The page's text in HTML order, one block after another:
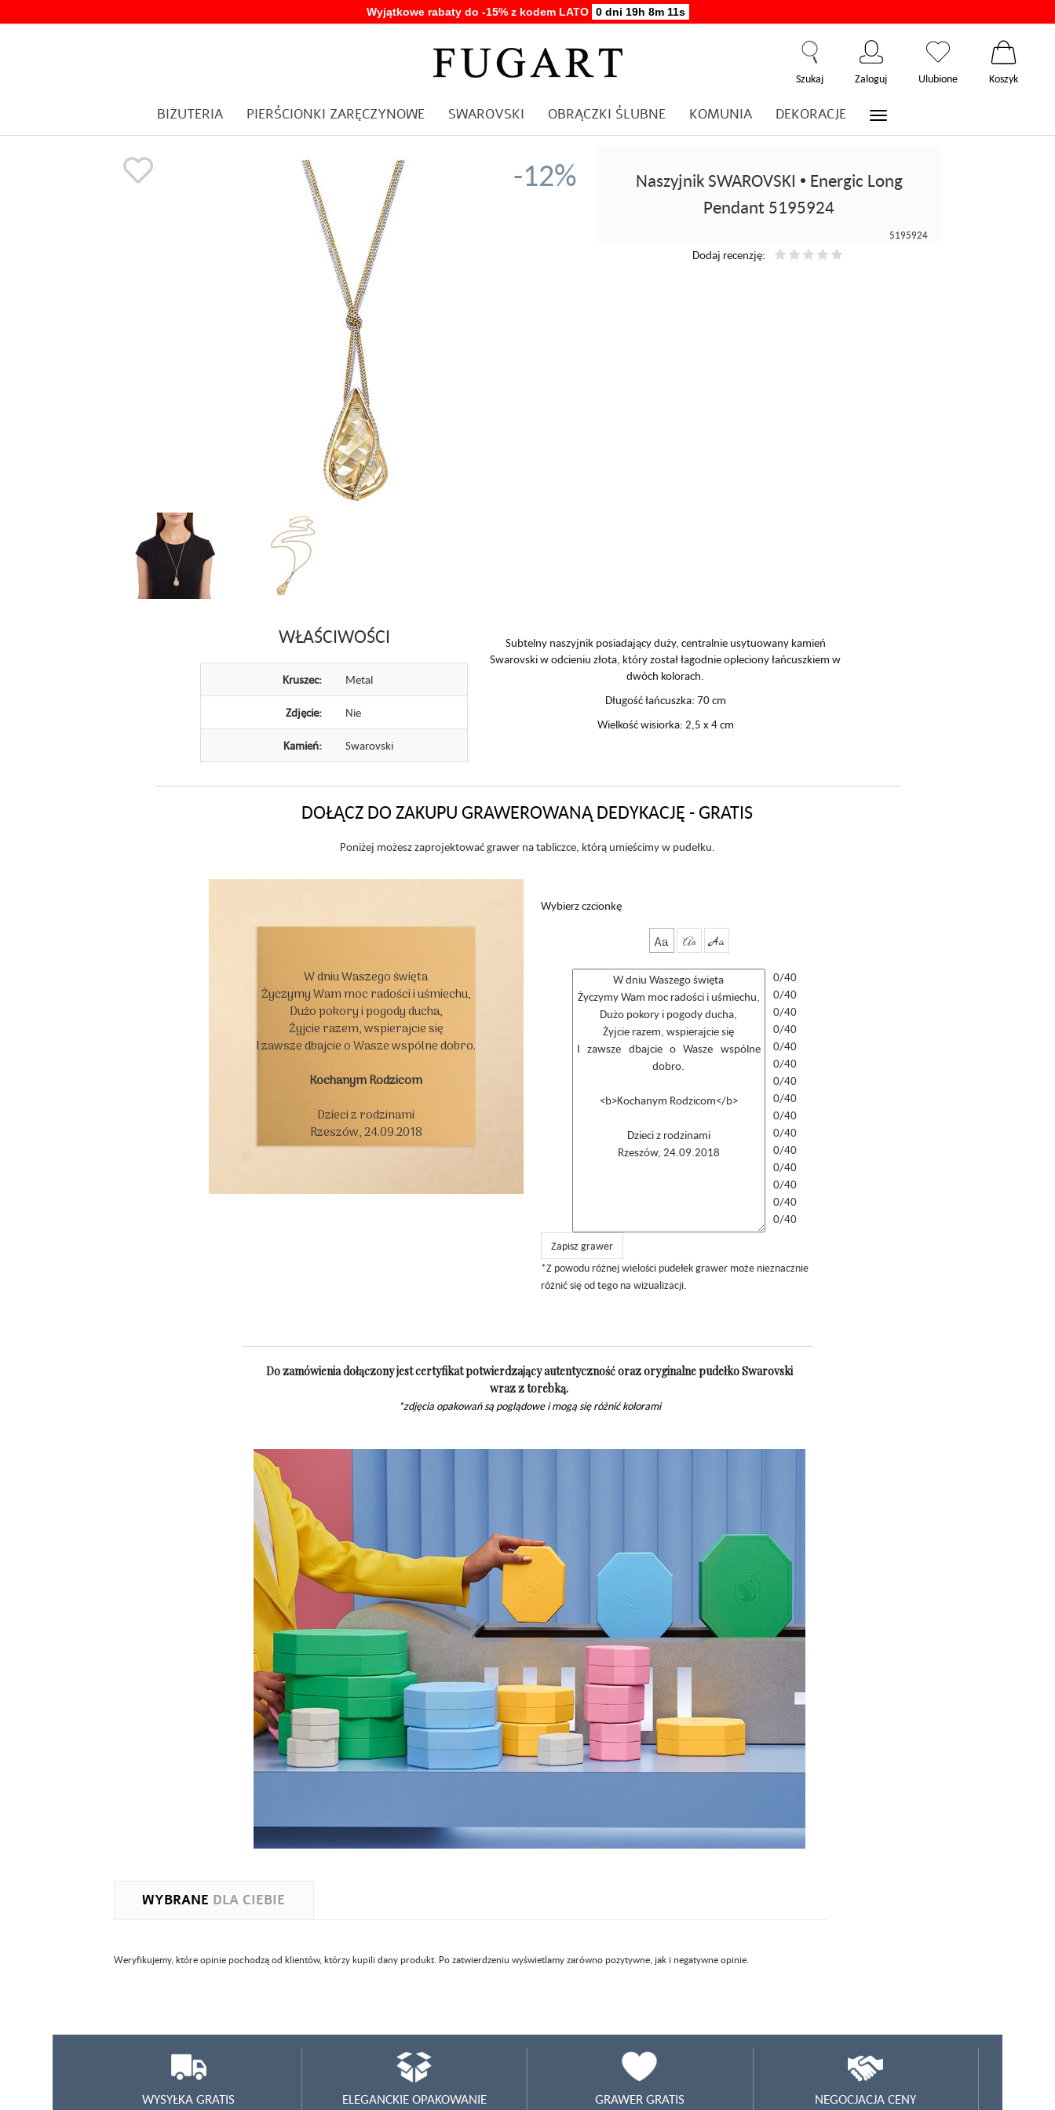
Wyjątkowe rabaty do -15% z kodem LATO 0 dni 19h 8m 10s
Szukaj Zaloguj Ulubione Koszyk
BIŻUTERIA PIERŚCIONKI ZARĘCZYNOWE SWAROVSKI OBRĄCZKI ŚLUBNE KOMUNIA DEKORACJE
-12%
Naszyjnik SWAROVSKI • Energic Long
Pendant 5195924
5195924
Dodaj recenzję:
WŁAŚCIWOŚCI
Kruszec: Metal
Zdjęcie: Nie
Kamień: Swarovski
Subtelny naszyjnik posiadający duży, centralnie usytuowany kamień
Swarovski w odcieniu złota, który został łagodnie opleciony łańcuszkiem w
dwóch kolorach.
Długość łańcuszka: 70 cm
Wielkość wisiorka: 2,5 x 4 cm
DOŁĄCZ DO ZAKUPU GRAWEROWANĄ DEDYKACJĘ - GRATIS
Poniżej możesz zaprojektować grawer na tabliczce, którą umieścimy w pudełku.
W dniu Waszego święta
Życzymy Wam moc radości i uśmiechu,
Dużo pokory i pogody ducha,
Żyjcie razem, wspierajcie się
I zawsze dbajcie o Wasze wspólne dobro.
Kochanym Rodzicom
Dzieci z rodzinami
Rzeszów, 24.09.2018
Wybierz czcionkę
Aa Aa Aa
0/40
0/40
0/40
0/40
0/40
0/40
0/40
0/40
0/40
0/40
0/40
0/40
0/40
0/40
0/40
Zapisz grawer
*Z powodu różnej wielości pudełek grawer może nieznacznie
różnić się od tego na wizualizacji.
Do zamówienia dołączony jest certyfikat potwierdzający autentyczność oraz oryginalne pudełko Swarovski
wraz z torebką.
*zdjęcia opakowań są poglądowe i mogą się różnić kolorami
WYBRANE DLA CIEBIE
Weryfikujemy, które opinie pochodzą od klientów, którzy kupili dany produkt. Po zatwierdzeniu wyświetlamy zarówno pozytywne, jak i negatywne opinie.
WYSYŁKA GRATIS ELEGANCKIE OPAKOWANIE GRAWER GRATIS NEGOCJACJA CENY